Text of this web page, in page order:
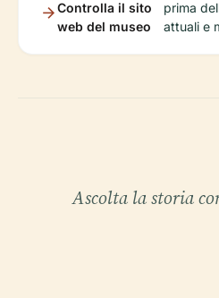
Controlla il sito
web del museo
prima
attuali e
Ascolta la storia